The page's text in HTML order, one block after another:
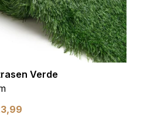
Verde